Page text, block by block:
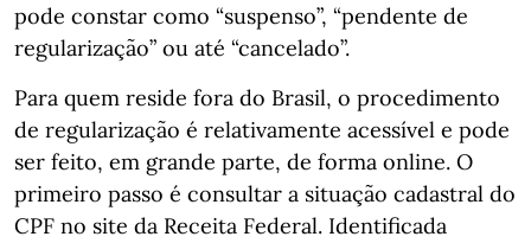
pode constar como “suspenso”, “pendente de
regularização” ou até “cancelado”.
Para quem reside fora do Brasil, o procedimento
de regularização é relativamente acessível e pode
ser feito, em grande parte, de forma online. O
primeiro passo é consultar a situação cadastral do
CPF no site da Receita Federal. Identificada